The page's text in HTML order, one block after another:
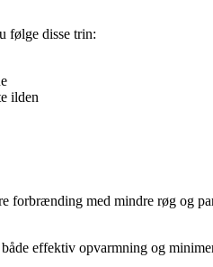
følge disse trin:
ilden
forbrænding med mindre røg og
effektiv opvarmning og